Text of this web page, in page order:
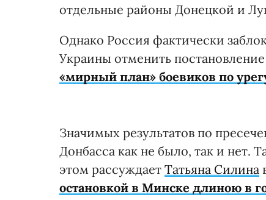
отдельные районы Донецкой и
Однако Россия фактически
Украины отменить
«мирный план» боевиков по
Значимых результатов по
Донбасса как не было, так и нет.
этом рассуждает Татьяна Силина
остановкой в Минске длиною в